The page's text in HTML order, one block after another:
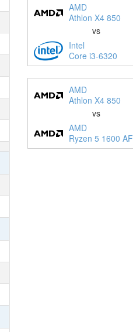
AMD
Athlon X4 850
vs
Intel
Core i3-6320
AMD
Athlon X4 850
vs
AMD
Ryzen 5 1600 AF